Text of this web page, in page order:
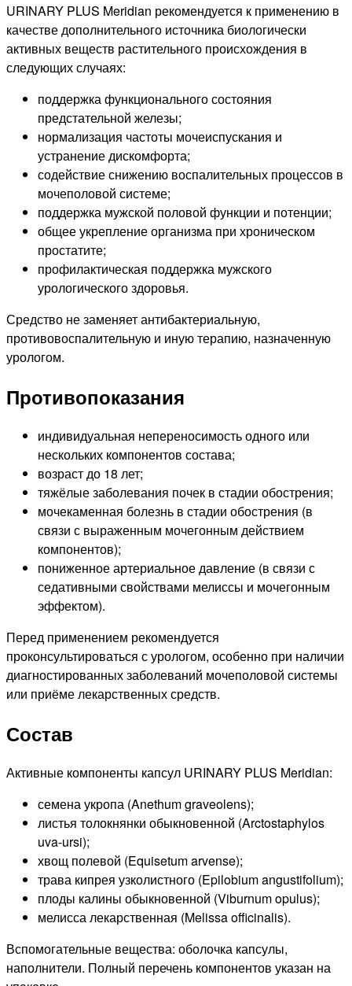
URINARY PLUS Meridian рекомендуется к применению в
качестве дополнительного источника биологически
активных веществ растительного происхождения в
следующих случаях:
поддержка функционального состояния
предстательной железы;
нормализация частоты мочеиспускания и
устранение дискомфорта;
содействие снижению воспалительных процессов в
мочеполовой системе;
поддержка мужской половой функции и потенции;
общее укрепление организма при хроническом
простатите;
профилактическая поддержка мужского
урологического здоровья.
Средство не заменяет антибактериальную,
противовоспалительную и иную терапию, назначенную
урологом.
Противопоказания
индивидуальная непереносимость одного или
нескольких компонентов состава;
возраст до 18 лет;
тяжёлые заболевания почек в стадии обострения;
мочекаменная болезнь в стадии обострения (в
связи с выраженным мочегонным действием
компонентов);
пониженное артериальное давление (в связи с
седативными свойствами мелиссы и мочегонным
эффектом).
Перед применением рекомендуется
проконсультироваться с урологом, особенно при наличии
диагностированных заболеваний мочеполовой системы
или приёме лекарственных средств.
Состав
Активные компоненты капсул URINARY PLUS Meridian:
семена укропа (Anethum graveolens);
листья толокнянки обыкновенной (Arctostaphylos
uva-ursi);
хвощ полевой (Equisetum arvense);
трава кипрея узколистного (Epilobium angustifolium);
плоды калины обыкновенной (Viburnum opulus);
мелисса лекарственная (Melissa officinalis).
Вспомогательные вещества: оболочка капсулы,
наполнители. Полный перечень компонентов указан на